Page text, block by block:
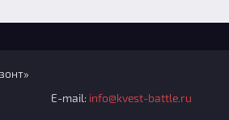
E-mail: info@kvest-battle.ru